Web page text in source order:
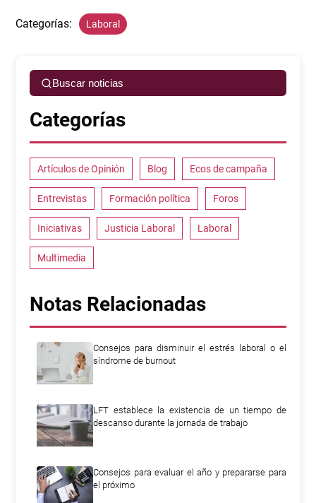
Categorías: Laboral
Buscar noticias
Categorías
Artículos de Opinión Blog Ecos de campaña
Entrevistas Formación política Foros
Iniciativas Justicia Laboral Laboral
Multimedia
Notas Relacionadas
Consejos para disminuir el estrés laboral o el
síndrome de burnout
LFT establece la existencia de un tiempo de
descanso durante la jornada de trabajo
Consejos para evaluar el año y prepararse para
el próximo